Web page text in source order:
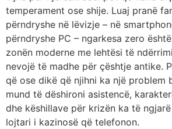
temperament ose shije. Luaj pranë
përndryshe në lëvizje – në
përndryshe PC – ngarkesa zero
zonën moderne me lehtësi të
nevojë të madhe për çështje antike.
që ose dikë që njihni ka një problem
mund të dëshironi asistencë,
dhe këshillave për krizën ka të
lojtari i kazinosë që telefonon.